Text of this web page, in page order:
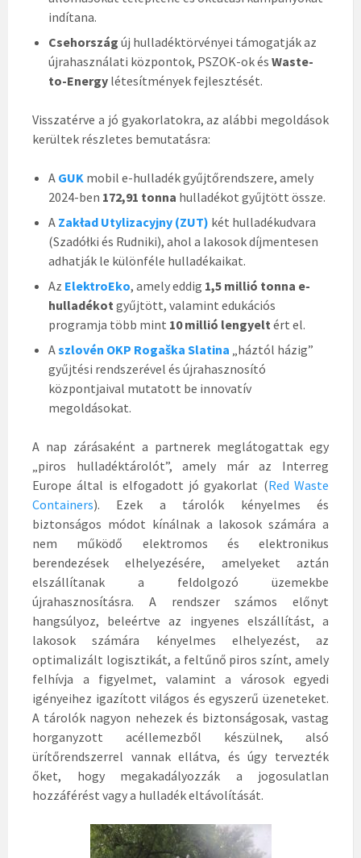
indítana.
Csehország új hulladéktörvényei támogatják az
újrahasználati központok, PSZOK-ok és Waste-
to-Energy létesítmények fejlesztését.
Visszatérve a jó gyakorlatokra, az alábbi megoldások
kerültek részletes bemutatásra:
A GUK mobil e-hulladék gyűjtőrendszere, amely
2024-ben 172,91 tonna hulladékot gyűjtött össze.
A Zakład Utylizacyjny (ZUT) két hulladékudvara
(Szadółki és Rudniki), ahol a lakosok díjmentesen
adhatják le különféle hulladékaikat.
Az ElektroEko, amely eddig 1,5 millió tonna e-
hulladékot gyűjtött, valamint edukációs
programja több mint 10 millió lengyelt ért el.
Aszlovén OKP Rogaška Slatina „háztól házig”
gyűjtési rendszerével és újrahasznosító
központjaival mutatott be innovatív
megoldásokat.
A nap zárásaként a partnerek meglátogattak egy
„piros hulladéktárolót”, amely már az Interreg
Europe által is elfogadott jó gyakorlat (Red Waste
Containers). Ezek a tárolók kényelmes és
biztonságos módot kínálnak a lakosok számára a
nem működő elektromos és elektronikus
berendezések elhelyezésére, amelyeket aztán
elszállítanak a feldolgozó üzemekbe
újrahasznosításra. A rendszer számos előnyt
hangsúlyoz, beleértve az ingyenes elszállítást, a
lakosok számára kényelmes elhelyezést, az
optimalizált logisztikát, a feltűnő piros színt, amely
felhívja a figyelmet, valamint a városok egyedi
igényeihez igazított világos és egyszerű üzeneteket.
A tárolók nagyon nehezek és biztonságosak, vastag
horganyzott acéllemezből készülnek, alsó
ürítőrendszerrel vannak ellátva, és úgy tervezték
őket, hogy megakadályozzák a jogosulatlan
hozzáférést vagy a hulladék eltávolítását.